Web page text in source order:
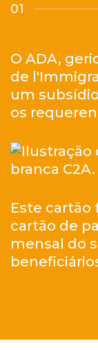
01
O ADA,
de
um
os
Este cartão
cartão de
mensal do